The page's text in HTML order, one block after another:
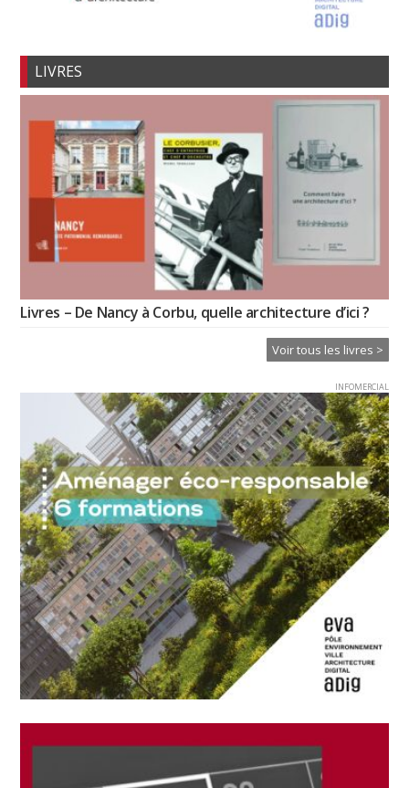
LIVRES
Livres – De Nancy à Corbu, quelle architecture d’ici ?
Voir tous les livres >
INFOMERCIAL